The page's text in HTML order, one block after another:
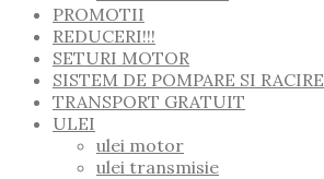
PROMOTII
REDUCERI!!!
SETURI MOTOR
SISTEM DE POMPARE SI RACIRE
TRANSPORT GRATUIT
ULEI
ulei motor
ulei transmisie